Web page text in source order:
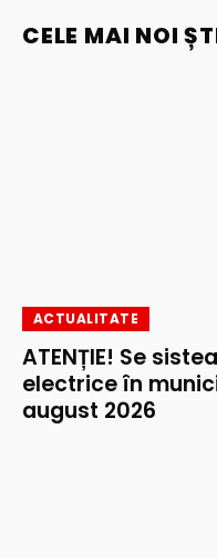
CELE MAI NOI
ACTUALITATE
ATENȚIE! Se
electrice în
august 2026